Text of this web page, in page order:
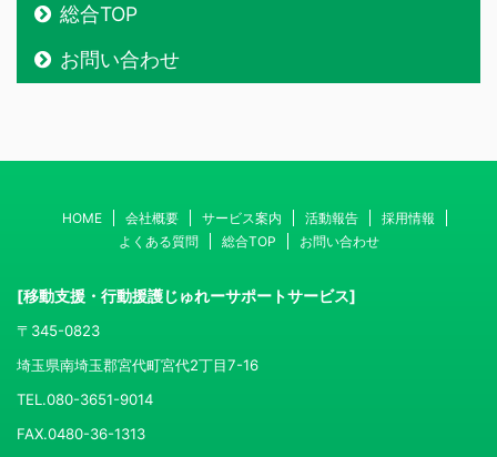
総合TOP
お問い合わせ
HOME 会社概要 サービス案内 活動報告
採用情報
よくある質問
総合TOP お問い合わせ
[移動支援・行動援護じゅれーサポートサービス]
〒345-0823
埼玉県南埼玉郡宮代町宮代2丁目7-16
TEL.080-3651-9014
FAX.0480-36-1313